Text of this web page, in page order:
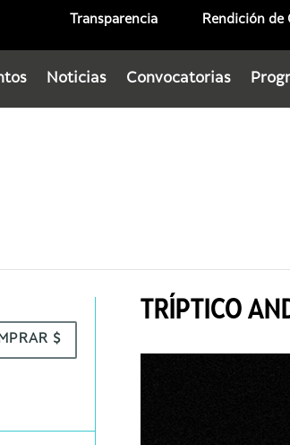
Transparencia Rendición de
Noticias Convocatorias
TRÍPTICO
$